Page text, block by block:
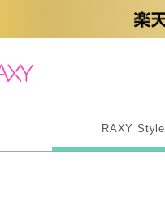
RAXY Style